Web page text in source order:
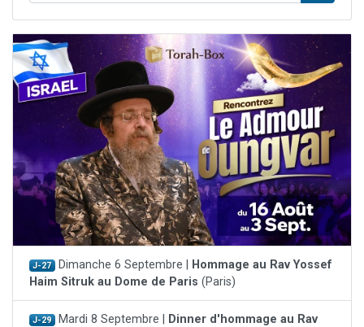
J-27 Dimanche 6 Septembre |
Hommage au Rav Yossef
Haim Sitruk au Dome de Paris (Paris)
J-29 Mardi 8 Septembre |
Dinner d'hommage au Rav